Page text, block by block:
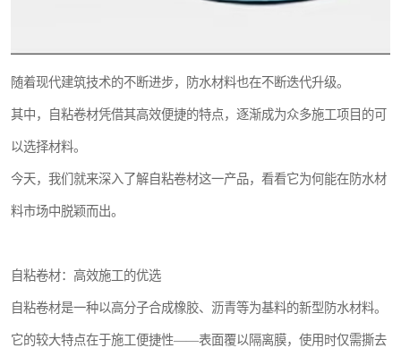
随着现代建筑技术的不断进步，防水材料也在不断迭代升级。
其中，自粘卷材凭借其高效便捷的特点，逐渐成为众多施工项目的可
以选择材料。
今天，我们就来深入了解自粘卷材这一产品，看看它为何能在防水材
料市场中脱颖而出。
自粘卷材：高效施工的优选
自粘卷材是一种以高分子合成橡胶、沥青等为基料的新型防水材料。
它的较大特点在于施工便捷性——表面覆以隔离膜，使用时仅需撕去